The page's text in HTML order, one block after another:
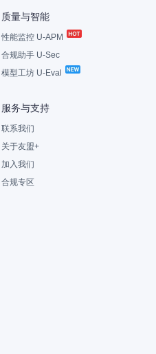
质量与智能
性能监控 U-APM
合规助手 U-Sec
模型工坊 U-Eval
服务与支持
联系我们
关于友盟+
加入我们
合规专区